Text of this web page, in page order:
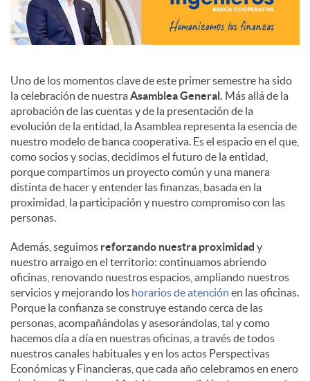
Uno de los momentos clave de este primer semestre ha sido
la celebración de nuestra Asamblea General. Más allá de la
aprobación de las cuentas y de la presentación de la
evolución de la entidad, la Asamblea representa la esencia de
nuestro modelo de banca cooperativa. Es el espacio en el que,
como socios y socias, decidimos el futuro de la entidad,
porque compartimos un proyecto común y una manera
distinta de hacer y entender las finanzas, basada en la
proximidad, la participación y nuestro compromiso con las
personas.
Además, seguimos reforzando nuestra proximidad y
nuestro arraigo en el territorio: continuamos abriendo
oficinas, renovando nuestros espacios, ampliando nuestros
servicios y mejorando los horarios de atención en las oficinas.
Porque la confianza se construye estando cerca de las
personas, acompañándolas y asesorándolas, tal y como
hacemos día a día en nuestras oficinas, a través de todos
nuestros canales habituales y en los actos Perspectivas
Económicas y Financieras, que cada año celebramos en enero